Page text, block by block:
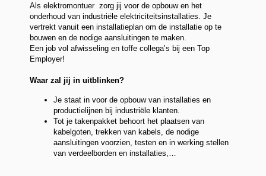
Als elektromontuer zorg jij voor de opbouw en het
onderhoud van industriële elektriciteitsinstallaties. Je
vertrekt vanuit een installatieplan om de installatie op te
bouwen en de nodige aansluitingen te maken.
Een job vol afwisseling en toffe collega’s bij een Top
Employer!
Waar zal jij in uitblinken?
Je staat in voor de opbouw van installaties en
productielijnen bij industriële klanten.
Tot je takenpakket behoort het plaatsen van
kabelgoten, trekken van kabels, de nodige
aansluitingen voorzien, testen en in werking stellen
van verdeelborden en installaties,…